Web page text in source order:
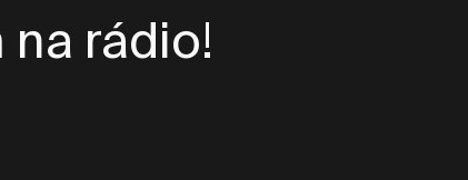
na rádio!